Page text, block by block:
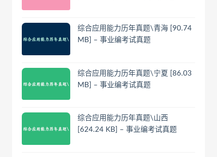
综合应用能力历年真题\青海 [90.74
MB] – 事业编考试真题
综合应用能力历年真题\宁夏 [86.03
MB] – 事业编考试真题
综合应用能力历年真题\山西
[624.24 KB] – 事业编考试真题